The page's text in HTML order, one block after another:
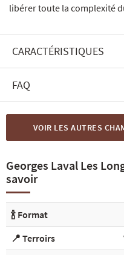
libérer toute la complexité
CARACTÉRISTIQUES
FAQ
VOIR LES AUTRES
Georges Laval Les
savoir
🍾 Format
📍 Terroirs